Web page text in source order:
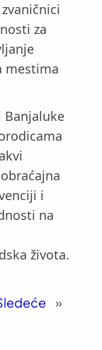
za
mestima
i
na
života.
»